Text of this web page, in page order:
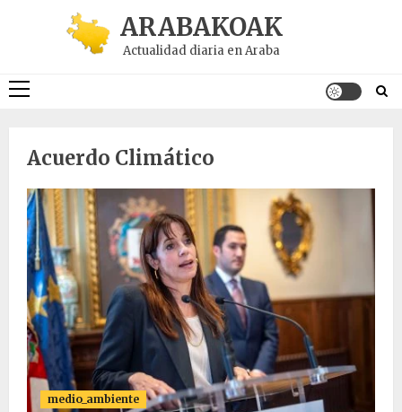
ARABAKOAK
Actualidad diaria en Araba
Menú
Acuerdo Climático
medio_ambiente